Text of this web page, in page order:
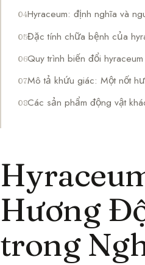
Hyraceum: định nghĩa và
Đặc tính chữa bệnh của
Quy trình biến đổi hyraceum
Mô tả khứu giác: Một nốt
Các sản phẩm động vật
Hương
trong